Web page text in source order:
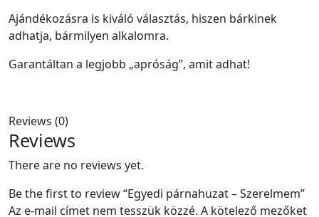
Ajándékozásra is kiváló választás, hiszen bárkinek
adhatja, bármilyen alkalomra.
Garantáltan a legjobb „apróság”, amit adhat!
Reviews (0)
Reviews
There are no reviews yet.
Be the first to review “Egyedi párnahuzat – Szerelmem”
Az e-mail címet nem tesszük közzé. A kötelező mezőket